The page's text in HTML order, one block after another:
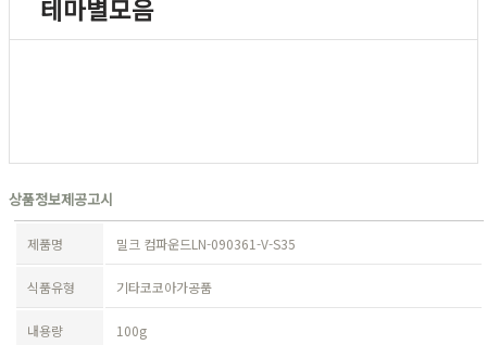
테마별모음
상품정보제공고시
제품명 밀크 컴파운드LN-090361-V-S35
식품유형 기타코코아가공품
내용량 100g